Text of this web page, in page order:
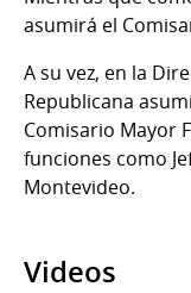
asumirá el
A su vez, en la
Republicana
Comisario Mayor
funciones como
Montevideo.
Videos